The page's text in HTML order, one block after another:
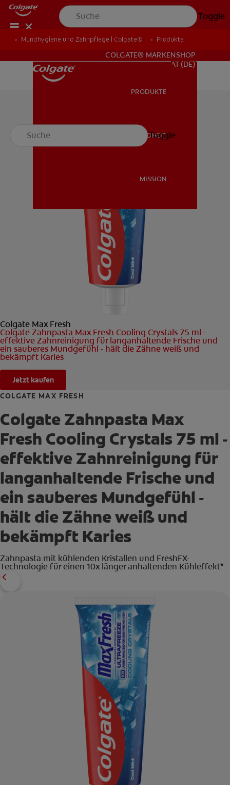
Toggle
MISSION
COLGATE® MARKENSHOP
AT (DE)
PRODUKTE
MUNDGESUNDHEIT
MISSION
Toggle
Mundhygiene und Zahnpflege | Colgate® Produkte
Colgate Max Fresh
Colgate Zahnpasta Max Fresh Cooling Crystals 75 ml -
effektive Zahnreinigung für langanhaltende Frische und
ein sauberes Mundgefühl - hält die Zähne weiß und
bekämpft Karies
Jetzt kaufen
COLGATE MAX FRESH
Colgate Zahnpasta Max
Fresh Cooling Crystals 75 ml -
effektive Zahnreinigung für
langanhaltende Frische und
ein sauberes Mundgefühl -
hält die Zähne weiß und
bekämpft Karies
Zahnpasta mit kühlenden Kristallen und FreshFX-
Technologie für einen 10x länger anhaltenden Kühleffekt*